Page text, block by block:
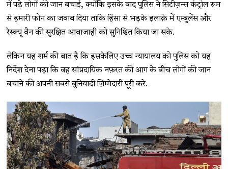
में पड़े लोगों की जान बचाई, क्योंकि इसके बाद पुलिस ने सिटीज़न्स कंट्रोल रूम
से हमारी फोन का जवाब दिया ताकि हिंसा से भड़के इलाक़े में एम्बुलेंस और
रेस्क्यू वैन की सुरक्षित आवाजाही को सुनिश्चित किया जा सके.
लेकिन यह शर्म की बात है कि इसकेलिए उच्च न्यायालय को पुलिस को यह
निर्देश देना पड़ा कि वह सांप्रदायिक नफ़रत की आग के बीच लोगों की जान
बचाने की अपनी सबसे बुनियादी ज़िम्मेदारी पूरी करे.